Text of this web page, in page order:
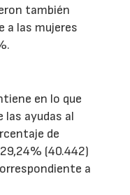
también
a las mujeres
en lo que
las ayudas al
de
(40.442)
a